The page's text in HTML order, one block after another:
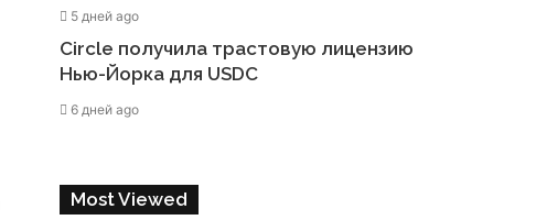
5 дней ago
Circle получила трастовую лицензию
Нью-Йорка для USDC
6 дней ago
Most Viewed